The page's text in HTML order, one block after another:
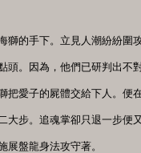
的手下。立見人潮紛紛圍
。因為，他們已研判出不
愛子的屍體交給下人。便
步。追魂掌卻只退一步便
盤龍身法攻守著。